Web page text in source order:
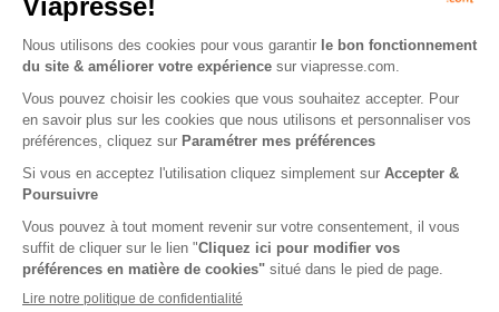
105€00 Tarif Kiosque : 192€
Tarif France métropolitaine
Renouvellement à date d’anniversaire
Abonnement 1 an
6 n° • Papier Offre réservée aux professionnels
177€00 Tarif Kiosque :192€00
Tarif France métropolitaine
Renouvellement à date d’anniversaire